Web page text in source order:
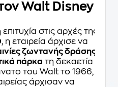
Walt Disney
στις αρχές της
, η εταιρεία άρχισε να
ζωντανής δράσης
πάρκα τη δεκαετία
του Walt το 1966,
άρχισαν να